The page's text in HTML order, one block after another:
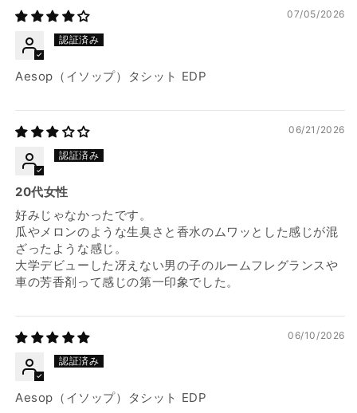
07/05/2026
Aesop（イソップ）タシット EDP
06/21/2026
20代女性
好みじゃなかったです。
瓜やメロンのような生臭さと香水のムワッとした感じが混
ざったような感じ。
大学デビューした冴えない男の子のルームフレグランスや
車の芳香剤って感じの第一印象でした。
06/10/2026
Aesop（イソップ）タシット EDP